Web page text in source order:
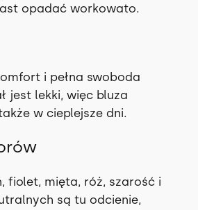
opadać workowato.
i pełna swoboda
jest lekki, więc bluza
w cieplejsze dni.
fiolet, mięta, róż, szarość i
są tu odcienie,